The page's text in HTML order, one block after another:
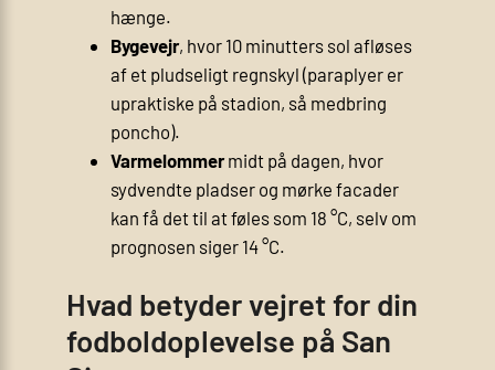
hænge.
Bygevejr, hvor 10 minutters sol afløses
af et pludseligt regnskyl (paraplyer er
upraktiske på stadion, så medbring
poncho).
Varmelommermidt på dagen, hvor
sydvendte pladser og mørke facader
kan få det til at føles som 18 °C, selv om
prognosen siger 14 °C.
Hvad betyder vejret for din
fodboldoplevelse på San